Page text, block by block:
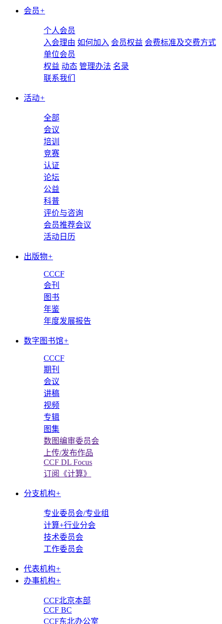
会员+
个人会员
入会理由 如何加入 会员权益 会费标准及交费方式
单位会员
权益 动态 管理办法 名录
联系我们
活动+
全部
会议
培训
竞赛
认证
论坛
公益
科普
评价与咨询
会员推荐会议
活动日历
出版物+
CCCF
会刊
图书
年鉴
年度发展报告
数字图书馆+
CCCF
期刊
会议
讲稿
视频
专辑
图集
数图编审委员会
上传/发布作品
CCF DL Focus
订阅《计算》
分支机构+
专业委员会/专业组
计算+行业分会
技术委员会
工作委员会
代表机构+
办事机构+
CCF北京本部
CCF BC
CCF东北办公室